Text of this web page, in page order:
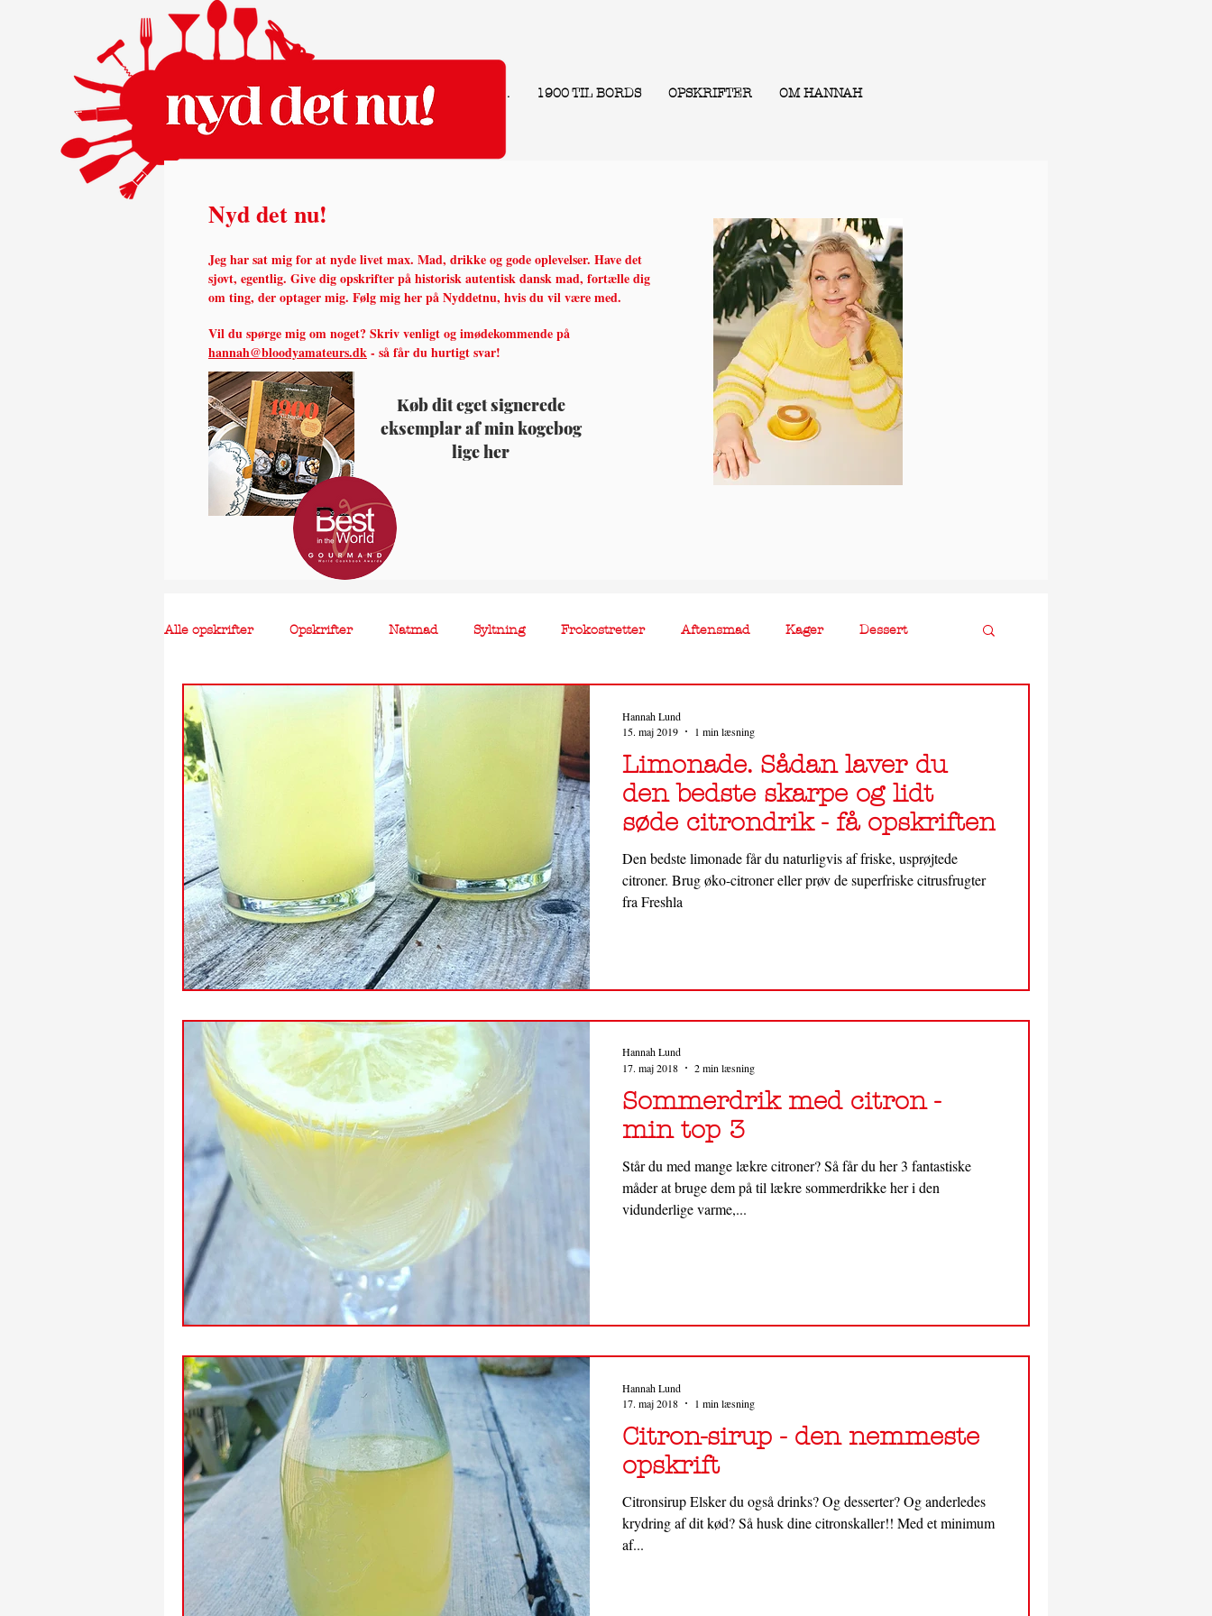
. 1900 TIL BORDS OPSKRIFTER OM HANNAH
Nyd det nu!
Jeg har sat mig for at nyde livet max. Mad, drikke og gode oplevelser. Have det
sjovt, egentlig. Give dig opskrifter på historisk autentisk dansk mad, fortælle dig
om ting, der optager mig. Følg mig her på Nyddetnu, hvis du vil være med.
Vil du spørge mig om noget? Skriv venligt og imødekommende på
hannah@bloodyamateurs.dk- så får du hurtigt svar!
Køb dit eget signerede
eksemplar af min kogebog
lige her
Alle opskrifter Opskrifter Natmad Syltning Frokostretter Aftensmad Kager Dessert
Limonade. Sådan laver du
den bedste skarpe og lidt
søde citrondrik - få opskriften
Den bedste limonade får du naturligvis af friske, usprøjtede
citroner. Brug øko-citroner eller prøv de superfriske citrusfrugter
fra Freshla
Hannah Lund
15. maj 2019
1 min læsning
Sommerdrik med citron -
min top 3
Står du med mange lækre citroner? Så får du her 3 fantastiske
måder at bruge dem på til lækre sommerdrikke her i den
vidunderlige varme,...
Hannah Lund
17. maj 2018
2 min læsning
Citron-sirup - den nemmeste
opskrift
Citronsirup Elsker du også drinks? Og desserter? Og anderledes
krydring af dit kød? Så husk dine citronskaller!! Med et minimum
af...
Hannah Lund
17. maj 2018
1 min læsning